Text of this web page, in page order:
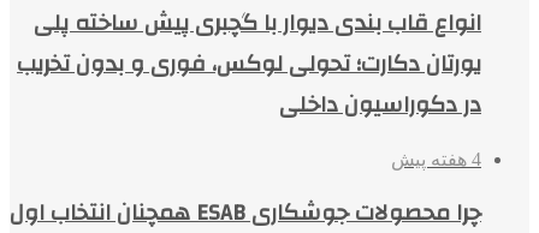
انواع قاب بندی دیوار با گچبری پیش ساخته پلی
یورتان دکارت؛ تحولی لوکس، فوری و بدون تخریب
در دکوراسیون داخلی
4 هفته پیش
چرا محصولات جوشکاری ESAB همچنان انتخاب اول